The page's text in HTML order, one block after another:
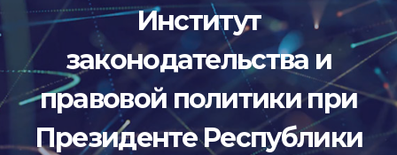
Институт
законодательства и
правовой политики при
Президенте Республики